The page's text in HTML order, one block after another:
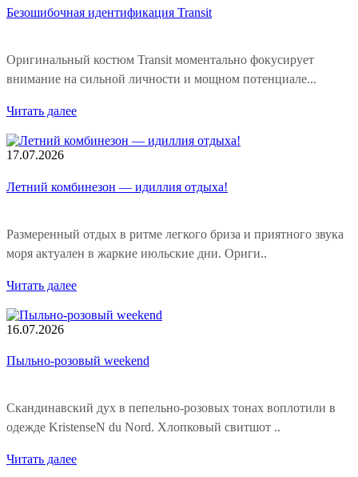
Безошибочная идентификация Transit
Оригинальный костюм Transit моментально фокусирует
внимание на сильной личности и мощном потенциале...
Читать далее
17.07.2026
Летний комбинезон — идиллия отдыха!
Размеренный отдых в ритме легкого бриза и приятного звука
моря актуален в жаркие июльские дни. Ориги..
Читать далее
16.07.2026
Пыльно-розовый weekend
Скандинавский дух в пепельно-розовых тонах воплотили в
одежде KristenseN du Nord. Хлопковый свитшот ..
Читать далее